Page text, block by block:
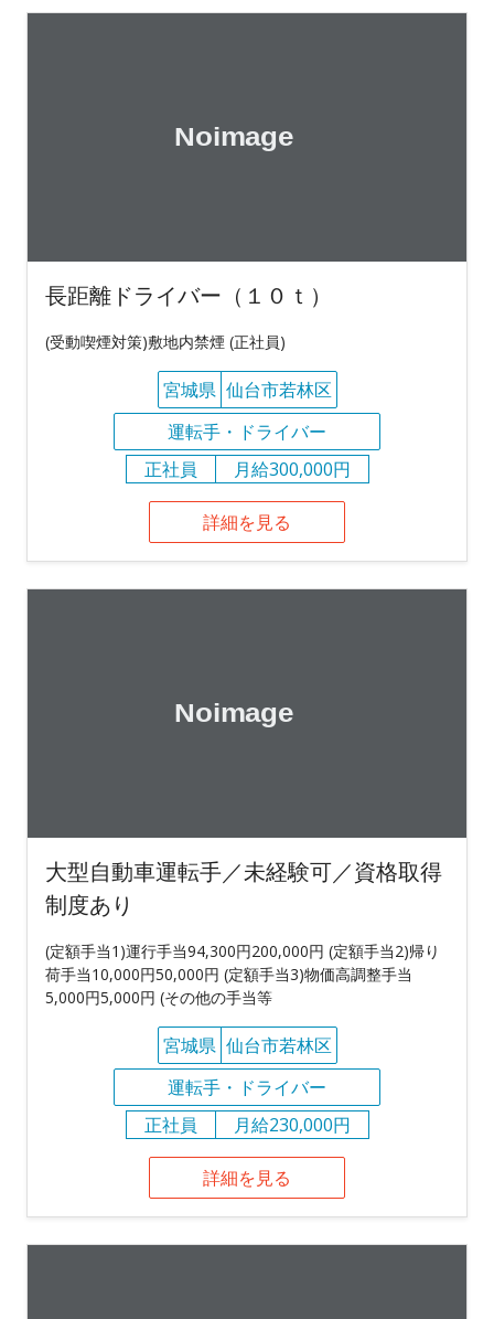
長距離ドライバー（１０ｔ）
(受動喫煙対策)敷地内禁煙 (正社員)
宮城県 仙台市若林区
運転手・ドライバー
正社員
月給300,000円
詳細を見る
大型自動車運転手／未経験可／資格取得
制度あり
(定額手当1)運行手当94,300円200,000円 (定額手当2)帰り
荷手当10,000円50,000円 (定額手当3)物価高調整手当
5,000円5,000円 (その他の手当等
宮城県 仙台市若林区
運転手・ドライバー
正社員
月給230,000円
詳細を見る